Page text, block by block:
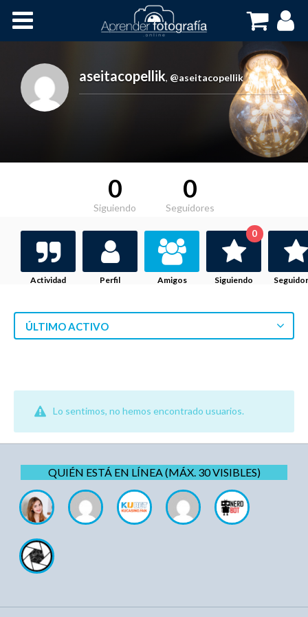
Cursos OnLine
aseitacopellik, @aseitacopellik
0
Siguiendo
0
Seguidores
Actividad Perfil Amigos Siguiendo
0
ÚLTIMO ACTIVO
Lo sentimos, no hemos encontrado usuarios.
QUIÉN ESTÁ EN LÍNEA (MÁX. 30 VISIBLES)